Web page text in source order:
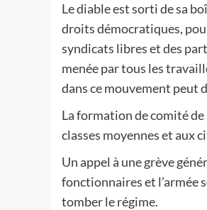
Le diable est sorti de sa
droits démocratiques,
syndicats libres et des
menée par tous les
dans ce mouvement peut
La formation de comité
classes moyennes et aux
Un appel à une grève
fonctionnaires et l’armée
tomber le régime.